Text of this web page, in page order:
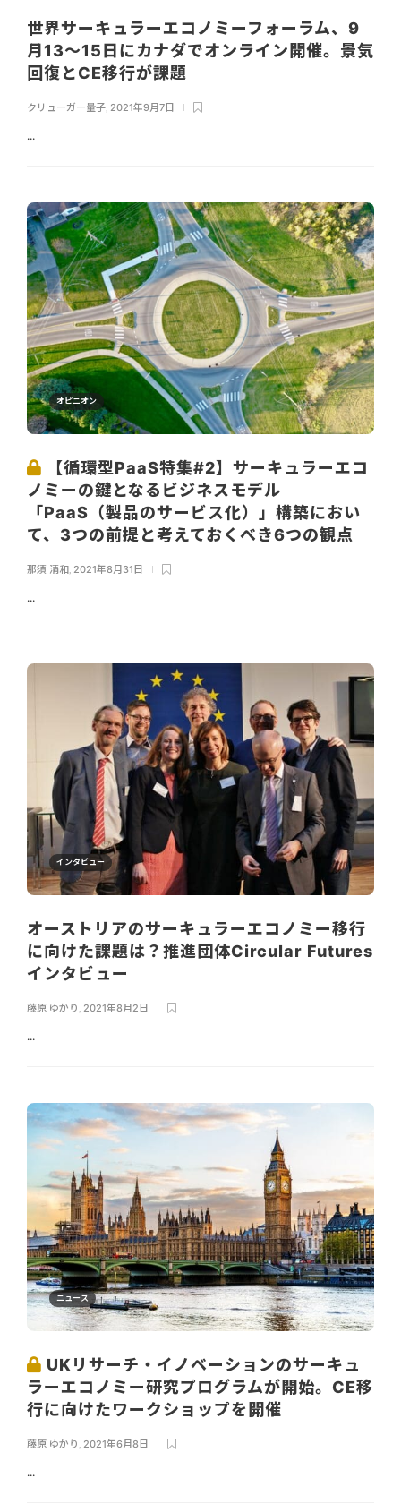
世界サーキュラーエコノミーフォーラム、9
月13～15日にカナダでオンライン開催。景気
回復とCE移行が課題
クリューガー量子 2021年9月7日
...
オピニオン
【循環型PaaS特集#2】サーキュラーエコ
ノミーの鍵となるビジネスモデル
「PaaS（製品のサービス化）」構築におい
て、3つの前提と考えておくべき6つの観点
那須 清和 2021年8月31日
...
インタビュー
オーストリアのサーキュラーエコノミー移行
に向けた課題は？推進団体Circular Futures
インタビュー
藤原 ゆかり 2021年8月2日
...
ニュース
UKリサーチ・イノベーションのサーキュ
ラーエコノミー研究プログラムが開始。CE移
行に向けたワークショップを開催
藤原 ゆかり 2021年6月8日
...